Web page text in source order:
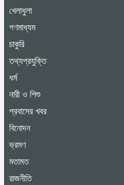
খেলাধুলা
গণমাধ্যম
চাকুরি
তথ্যপ্রযুক্তি
ধর্ম
নারী ও শিশু
প্রবাসের খবর
বিনোদন
ভ্রমণ
মতামত
রাজনীতি